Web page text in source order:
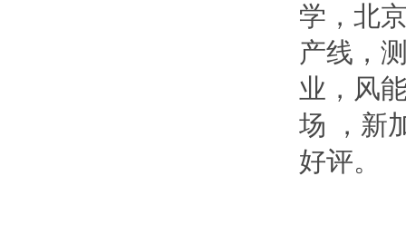
学，北
产线，
业，风
场 ，新
好评。